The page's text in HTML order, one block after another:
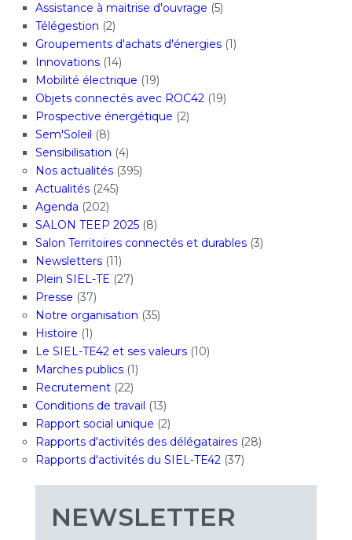
Assistance à maitrise d'ouvrage (5)
Télégestion (2)
Groupements d'achats d'énergies(1)
Innovations(14)
Mobilité électrique (19)
Objets connectés avec ROC42(19)
Prospective énergétique (2)
Sem'Soleil (8)
Sensibilisation (4)
Nos actualités(395)
Actualités(245)
Agenda (202)
SALON TEEP 2025(8)
Salon Territoires connectés et durables(3)
Newsletters(11)
Plein SIEL-TE (27)
Presse (37)
Notre organisation (35)
Histoire (1)
Le SIEL-TE42 et ses valeurs(10)
Marches publics(1)
Recrutement(22)
Conditions de travail (13)
Rapport social unique (2)
Rapports d'activités des délégataires(28)
Rapports d'activités du SIEL-TE42(37)
NEWSLETTER